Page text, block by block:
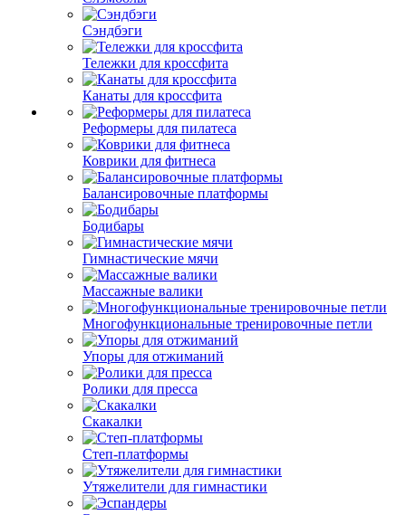
Сэндбэги
Тележки для кроссфита
Канаты для кроссфита
Реформеры для пилатеса
Коврики для фитнеса
Балансировочные платформы
Бодибары
Гимнастические мячи
Массажные валики
Многофункциональные тренировочные петли
Упоры для отжиманий
Ролики для пресса
Скакалки
Степ-платформы
Утяжелители для гимнастики